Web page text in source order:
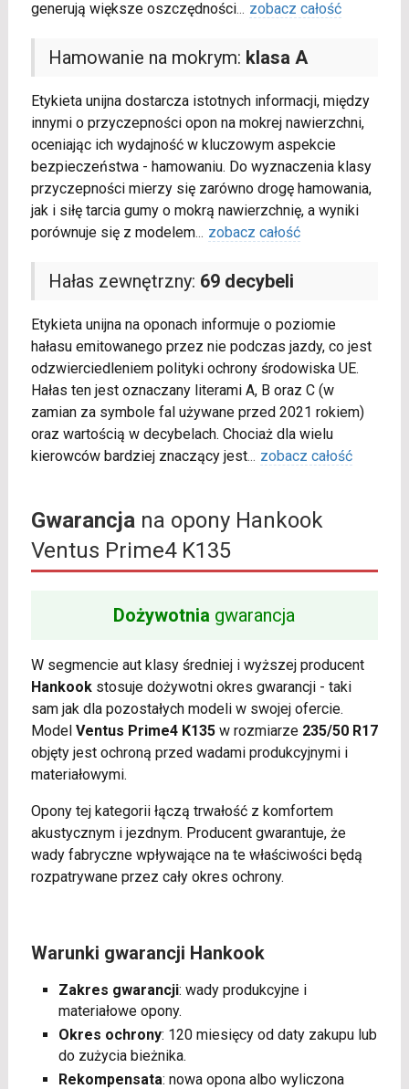
generują większe oszczędności... zobacz całość
Hamowanie na mokrym: klasa A
Etykieta unijna dostarcza istotnych informacji, między
innymi o przyczepności opon na mokrej nawierzchni,
oceniając ich wydajność w kluczowym aspekcie
bezpieczeństwa - hamowaniu. Do wyznaczenia klasy
przyczepności mierzy się zarówno drogę hamowania,
jak i siłę tarcia gumy o mokrą nawierzchnię, a wyniki
porównuje się z modelem... zobacz całość
Hałas zewnętrzny: 69 decybeli
Etykieta unijna na oponach informuje o poziomie
hałasu emitowanego przez nie podczas jazdy, co jest
odzwierciedleniem polityki ochrony środowiska UE.
Hałas ten jest oznaczany literami A, B oraz C (w
zamian za symbole fal używane przed 2021 rokiem)
oraz wartością w decybelach. Chociaż dla wielu
kierowców bardziej znaczący jest... zobacz całość
Gwarancjana opony Hankook
Ventus Prime4 K135
Dożywotnia gwarancja
W segmencie aut klasy średniej i wyższej producent
Hankookstosuje dożywotni okres gwarancji - taki
sam jak dla pozostałych modeli w swojej ofercie.
Model Ventus Prime4 K135w rozmiarze 235/50 R17
objęty jest ochroną przed wadami produkcyjnymi i
materiałowymi.
Opony tej kategorii łączą trwałość z komfortem
akustycznym i jezdnym. Producent gwarantuje, że
wady fabryczne wpływające na te właściwości będą
rozpatrywane przez cały okres ochrony.
Warunki gwarancji Hankook
Zakres gwarancji: wady produkcyjne i
materiałowe opony.
Okres ochrony: 120 miesięcy od daty zakupu lub
do zużycia bieżnika.
Rekompensata: nowa opona albo wyliczona